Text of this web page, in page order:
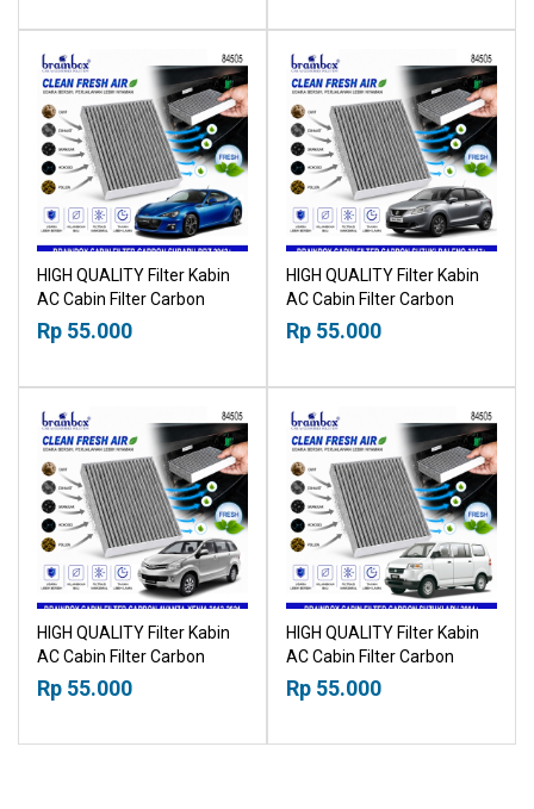
HIGH QUALITY Filter Kabin
AC Cabin Filter Carbon
Subaru BRZ 2012+
18518030
Rp 55.000
HIGH QUALITY Filter Kabin
AC Cabin Filter Carbon
Suzuki Baleno 2017+
18518030
Rp 55.000
HIGH QUALITY Filter Kabin
AC Cabin Filter Carbon
Toyota Avanza Daihatsu
Xenia 2012-2021 18518030
Rp 55.000
HIGH QUALITY Filter Kabin
AC Cabin Filter Carbon
Suzuki APV 2004+
18518030
Rp 55.000